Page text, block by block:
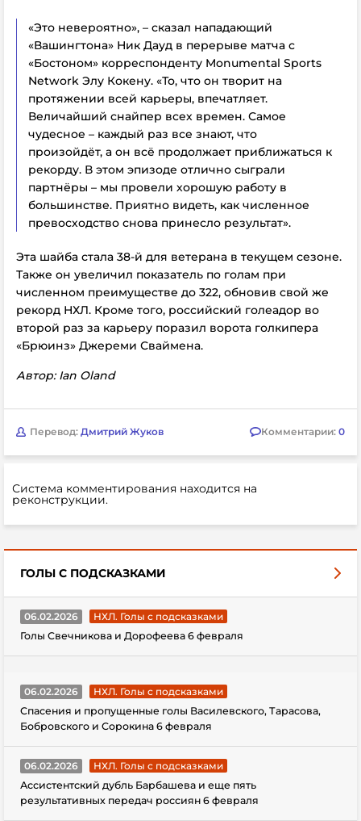
«Это невероятно», – сказал нападающий
«Вашингтона» Ник Дауд в перерыве матча с
«Бостоном» корреспонденту Monumental Sports
Network Элу Кокену. «То, что он творит на
протяжении всей карьеры, впечатляет.
Величайший снайпер всех времен. Самое
чудесное – каждый раз все знают, что
произойдёт, а он всё продолжает приближаться к
рекорду. В этом эпизоде отлично сыграли
партнёры – мы провели хорошую работу в
большинстве. Приятно видеть, как численное
превосходство снова принесло результат».
Эта шайба стала 38-й для ветерана в текущем сезоне.
Также он увеличил показатель по голам при
численном преимуществе до 322, обновив свой же
рекорд НХЛ. Кроме того, российский голеадор во
второй раз за карьеру поразил ворота голкипера
«Брюинз» Джереми Сваймена.
Автор:Ian Oland
Перевод: Дмитрий Жуков Комментарии: 0
Система комментирования находится на
реконструкции.
ГОЛЫ С ПОДСКАЗКАМИ
06.02.2026
НХЛ. Голы с подсказками
Голы Свечникова и Дорофеева 6 февраля
06.02.2026
НХЛ. Голы с подсказками
Спасения и пропущенные голы Василевского, Тарасова,
Бобровского и Сорокина 6 февраля
06.02.2026
НХЛ. Голы с подсказками
Ассистентский дубль Барбашева и еще пять
результативных передач россиян 6 февраля